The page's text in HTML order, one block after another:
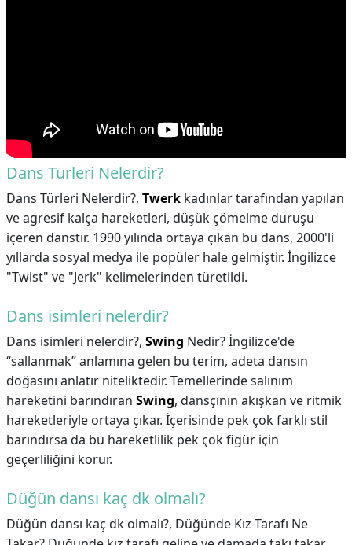
Dans Türleri Nelerdir?
Dans Türleri Nelerdir?, Twerk kadınlar tarafından yapılan
ve agresif kalça hareketleri, düşük çömelme duruşu
içeren danstır. 1990 yılında ortaya çıkan bu dans, 2000'li
yıllarda sosyal medya ile popüler hale gelmiştir. İngilizce
"Twist" ve "Jerk" kelimelerinden türetildi.
Dans isimleri nelerdir?
Dans isimleri nelerdir?, Swing Nedir? İngilizce'de
“sallanmak” anlamına gelen bu terim, adeta dansın
doğasını anlatır niteliktedir. Temellerinde salınım
hareketini barındıran Swing, dansçının akışkan ve ritmik
hareketleriyle ortaya çıkar. İçerisinde pek çok farklı stil
barındırsa da bu hareketlilik pek çok figür için
geçerliliğini korur.
Düğün dansı kaç dk olmalı?
Düğün dansı kaç dk olmalı?, Düğünde Kız Tarafı Ne